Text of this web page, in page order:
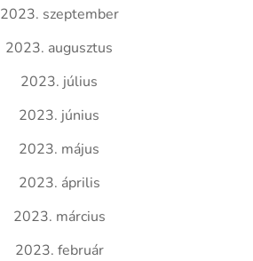
2023. szeptember
2023. augusztus
2023. július
2023. június
2023. május
2023. április
2023. március
2023. február